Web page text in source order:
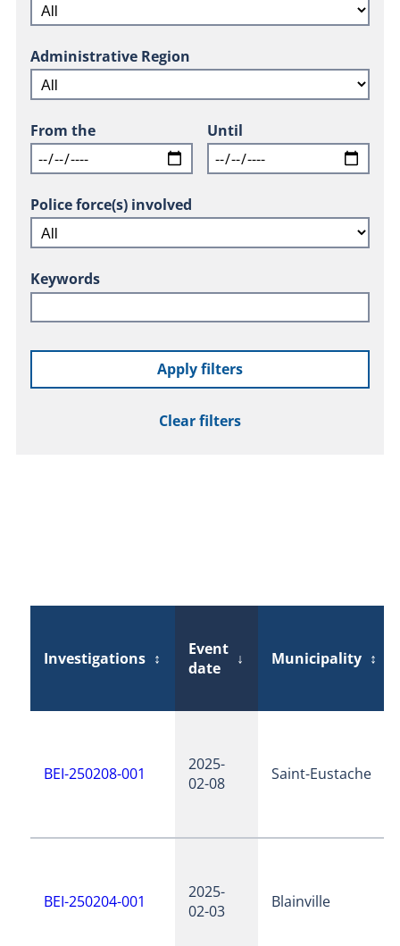
Administrative Region
From the Until
Police force(s) involved
Keywords
Apply filters
Clear filters
Investigations ↕
Event
date
↓ Municipality ↕
BEI-250208-001
2025-
02-08
Saint-Eustache
BEI-250204-001
2025-
02-03
Blainville